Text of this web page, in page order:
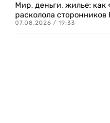
Мир, деньги, жилье: как
расколола
07.08.2026 / 19:33